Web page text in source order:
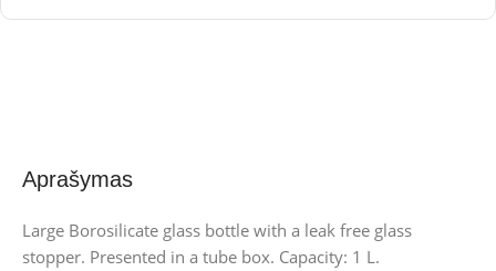
Aprašymas
Large Borosilicate glass bottle with a leak free glass
stopper. Presented in a tube box. Capacity: 1 L.